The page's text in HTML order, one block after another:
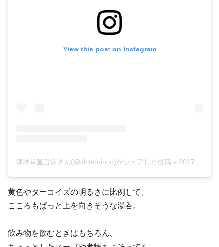
View this post on Instagram
漆琳堂直営店さん(@shitsurindo)がシェアした投稿 – 2017年 5月月26日午後7時03分PDT
黄色やターコイズの明るさに比例して、
こころもぱっと上を向きそうな湯呑。
飲み物を飲むときはもちろん、